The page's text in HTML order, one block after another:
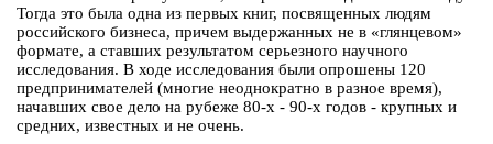
Тогда это была одна из первых книг, посвященных людям
российского бизнеса, причем выдержанных не в «глянцевом»
формате, а ставших результатом серьезного научного
исследования. В ходе исследования были опрошены 120
предпринимателей (многие неоднократно в разное время),
начавших свое дело на рубеже 80-х - 90-х годов - крупных и
средних, известных и не очень.